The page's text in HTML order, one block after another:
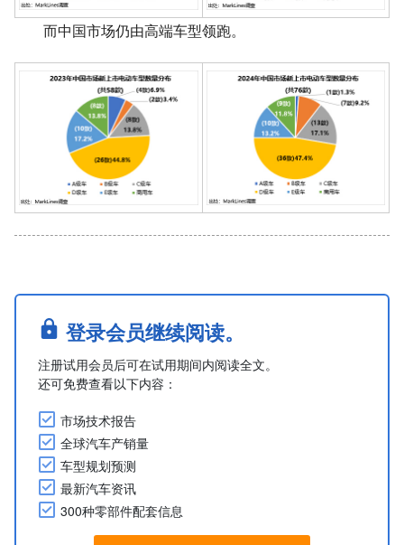
而中国市场仍由高端车型领跑。
登录会员继续阅读。
注册试用会员后可在试用期间内阅读全文。
还可免费查看以下内容：
市场技术报告
全球汽车产销量
车型规划预测
最新汽车资讯
300种零部件配套信息